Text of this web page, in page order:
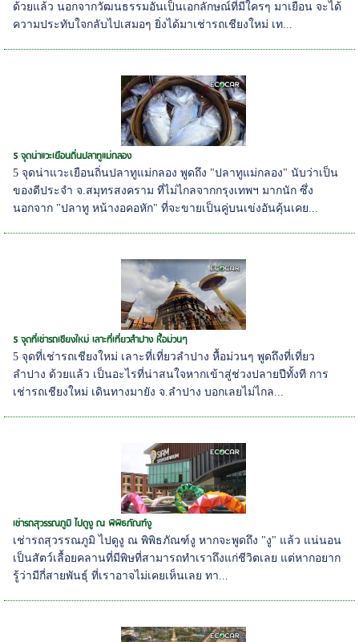
ด้วยแล้ว นอกจากวัฒนธรรมอันเป็นเอกลักษณ์ที่มีใครๆ มาเยือน จะได้
ความประทับใจกลับไปเสมอๆ ยิ่งได้มาเช่ารถเชียงใหม่ เท...
5 จุดน่าแวะเยือนถิ่นปลาทูแม่กลอง
5 จุดน่าแวะเยือนถิ่นปลาทูแม่กลอง พูดถึง "ปลาทูแม่กลอง" นับว่าเป็น
ของดีประจำ จ.สมุทรสงคราม ที่ไม่ไกลจากกรุงเทพฯ มากนัก ซึ่ง
นอกจาก "ปลาทู หน้างอคอหัก" ที่จะขายเป็นคู่บนเข่งอันคุ้นเคย...
5 จุดที่เช่ารถเชียงใหม่ เลาะที่เที่ยวลำปาง หื้อม่วนๆ
5 จุดที่เช่ารถเชียงใหม่ เลาะที่เที่ยวลำปาง หื้อม่วนๆ พูดถึงที่เที่ยว
ลำปาง ด้วยแล้ว เป็นอะไรที่น่าสนใจหากเข้าสู่ช่วงปลายปีทั้งที การ
เช่ารถเชียงใหม่ เดินทางมายัง จ.ลำปาง บอกเลยไม่ไกล...
เช่ารถสุวรรณภูมิ ไปดูงู ณ พิพิธภัณฑ์งู
เช่ารถสุวรรณภูมิ ไปดูงู ณ พิพิธภัณฑ์งู หากจะพูดถึง "งู" แล้ว แน่นอน
เป็นสัตว์เลื้อยคลานที่มีพิษที่สามารถทำเราถึงแก่ชีวิตเลย แต่หากอยาก
รู้ว่ามีกี่สายพันธุ์ ที่เราอาจไม่เคยเห็นเลย ทา...